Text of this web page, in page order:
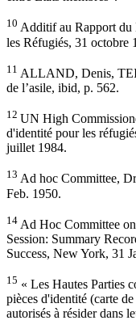
10 Additif au Rapport du
les Réfugiés, 31 octobre
11 ALLAND, Denis,
de l’asile, ibid, p. 562.
12 UN High
d'identité pour les
juillet 1984.
13 Ad hoc Committee,
Feb. 1950.
14 Ad Hoc Committee on
Session: Summary
Success, New York, 31
15 « Les Hautes Parties
pièces d'identité (carte
autorisés à résider dans